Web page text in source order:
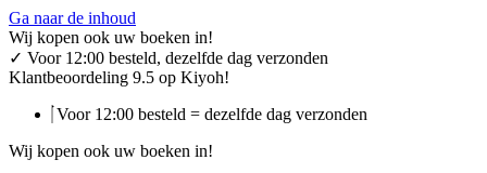
Ga naar de inhoud
Wij kopen ook uw boeken in!
✓ Voor 12:00 besteld, dezelfde dag verzonden
Klantbeoordeling 9.5 op Kiyoh!
Voor 12:00 besteld = dezelfde dag verzonden
Wij kopen ook uw boeken in!